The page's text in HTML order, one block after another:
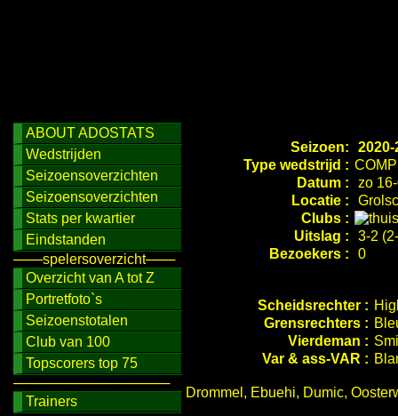
ABOUT ADOSTATS
Wedstrijden
Seizoensoverzichten
Seizoensoverzichten
Stats per kwartier
Eindstanden
───spelersoverzicht───
Overzicht van A tot Z
Portretfoto`s
Seizoenstotalen
Club van 100
Topscorers top 75
────────────────
Trainers
Seizoen:
2020-
Type wedstrijd :
Datum :
zo
Locatie :
Clubs :
Uitslag :
3-2
Bezoekers :
0
Scheidsrechter :
Grensrechters :
Vierdeman :
Var & ass-VAR :
Drommel, Ebuehi, Dumic,